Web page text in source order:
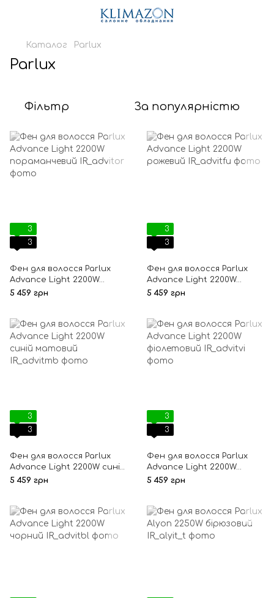
Каталог Parlux
Parlux
Фільтр За популярністю
3
3
Фен для волосся Parlux
Advance Light 2200W
пораманчевий
5 459 грн
3
3
Фен для волосся Parlux
Advance Light 2200W
рожевий
5 459 грн
3
3
Фен для волосся Parlux
Advance Light 2200W синій
матовий
5 459 грн
3
3
Фен для волосся Parlux
Advance Light 2200W
фіолетовий
5 459 грн